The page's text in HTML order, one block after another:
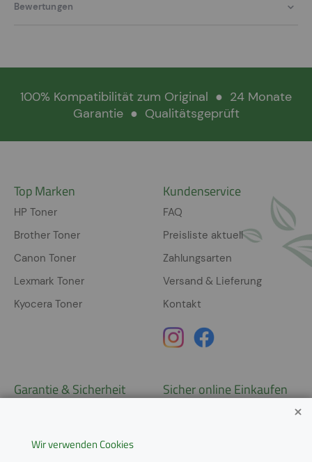
Bewertungen
100% Kompatibilität zum Original ● 24 Monate
Garantie ● Qualitätsgeprüft
Top Marken
HP Toner
Brother Toner
Canon Toner
Lexmark Toner
Kyocera Toner
Kundenservice
FAQ
Preisliste aktuell
Zahlungsarten
Versand & Lieferung
Kontakt
Garantie & Sicherheit Sicher online Einkaufen
Wir verwenden Cookies